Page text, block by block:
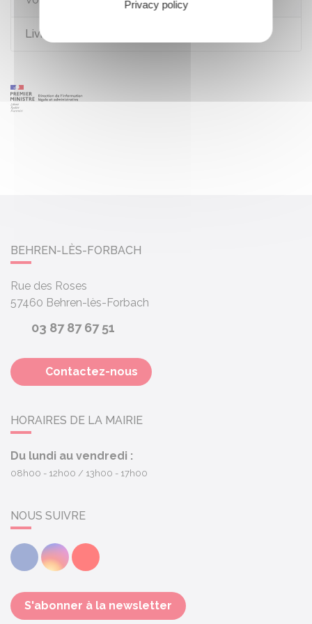
Livrets, plans et comptes d'épargne
BEHREN-LÈS-FORBACH
Rue des Roses
57460 Behren-lès-Forbach
03 87 87 67 51
Contactez-nous
HORAIRES DE LA MAIRIE
Du lundi au vendredi :
08h00 - 12h00 13h00 - 17h00
NOUS SUIVRE
FacebookInstagramYoutube
S'abonner à la newsletter
Privacy policy